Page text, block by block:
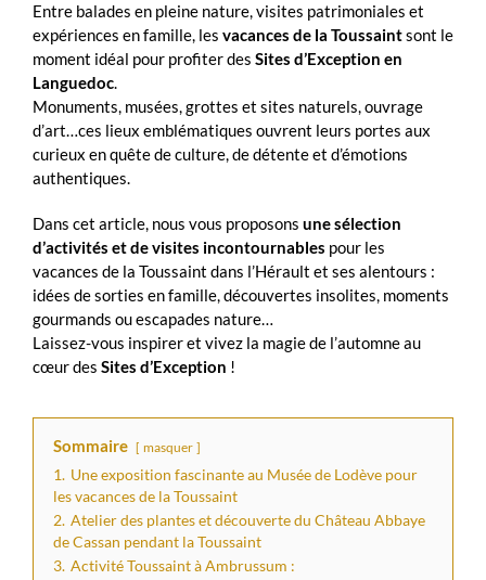
Entre balades en pleine nature, visites patrimoniales et
expériences en famille, les vacances de la Toussaintsont le
moment idéal pour profiter des Sites d’Exception en
Languedoc.
Monuments, musées, grottes et sites naturels, ouvrage
d’art…ces lieux emblématiques ouvrent leurs portes aux
curieux en quête de culture, de détente et d’émotions
authentiques.
Dans cet article, nous vous proposons une sélection
d’activités et de visites incontournables pour les
vacances de la Toussaint dans l’Hérault et ses alentours :
idées de sorties en famille, découvertes insolites, moments
gourmands ou escapades nature…
Laissez-vous inspirer et vivez la magie de l’automne au
cœur des Sites d’Exception !
Sommaire masquer
1. Une exposition fascinante au Musée de Lodève pour
les vacances de la Toussaint
2. Atelier des plantes et découverte du Château Abbaye
de Cassan pendant la Toussaint
3. Activité Toussaint à Ambrussum :